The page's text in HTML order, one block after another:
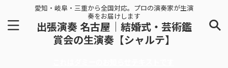
愛知・岐阜・三重から全国対応。プロの演奏家が生演
奏をお届けします
出張演奏 名古屋｜結婚式・芸術鑑
賞会の生演奏【シャルテ】